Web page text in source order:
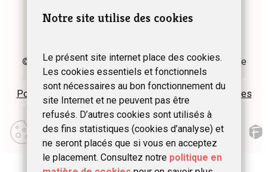
Modifier
mes
préférences
d\’utilisation
© 2024 Fédération des Gîtes et Chambres d’hôtes de
Wallonie asbl
Politique de confidentialité
Mentions légales
Notre site utilise des cookies
Le présent site internet place des cookies.
Les cookies essentiels et fonctionnels
sont nécessaires au bon fonctionnement du
site Internet et ne peuvent pas être
refusés. D’autres cookies sont utilisés à
des fins statistiques (cookies d’analyse) et
ne seront placés que si vous en acceptez
le placement. Consultez notre politique en